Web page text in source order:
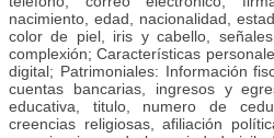
nacimiento, edad, nacionalidad,
color de piel, iris y cabello,
complexión; Características
digital; Patrimoniales: Información
cuentas bancarias, ingresos y
educativa, titulo, numero de
creencias religiosas, afiliación